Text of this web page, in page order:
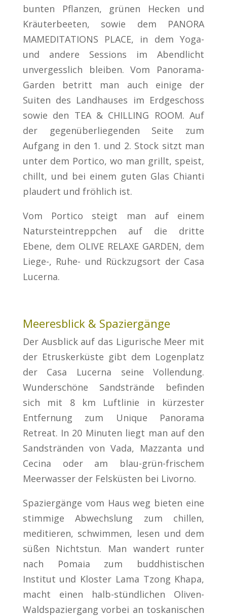
bunten Pflanzen, grünen Hecken und
Kräuterbeeten, sowie dem PANORA
MAMEDITATIONS PLACE, in dem Yoga-
und andere Sessions im Abendlicht
unvergesslich bleiben. Vom Panorama-
Garden betritt man auch einige der
Suiten des Landhauses im Erdgeschoss
sowie den TEA & CHILLING ROOM. Auf
der gegenüberliegenden Seite zum
Aufgang in den 1. und 2. Stock sitzt man
unter dem Portico, wo man grillt, speist,
chillt, und bei einem guten Glas Chianti
plaudert und fröhlich ist.
Vom Portico steigt man auf einem
Natursteintreppchen auf die dritte
Ebene, dem OLIVE RELAXE GARDEN, dem
Liege-, Ruhe- und Rückzugsort der Casa
Lucerna.
Meeresblick & Spaziergänge
Der Ausblick auf das Ligurische Meer mit
der Etruskerküste gibt dem Logenplatz
der Casa Lucerna seine Vollendung.
Wunderschöne Sandstrände befinden
sich mit 8 km Luftlinie in kürzester
Entfernung zum Unique Panorama
Retreat. In 20 Minuten liegt man auf den
Sandstränden von Vada, Mazzanta und
Cecina oder am blau-grün-frischem
Meerwasser der Felsküsten bei Livorno.
Spaziergänge vom Haus weg bieten eine
stimmige Abwechslung zum chillen,
meditieren, schwimmen, lesen und dem
süßen Nichtstun. Man wandert runter
nach Pomaia zum buddhistischen
Institut und Kloster Lama Tzong Khapa,
macht einen halb-stündlichen Oliven-
Waldspaziergang vorbei an toskanischen